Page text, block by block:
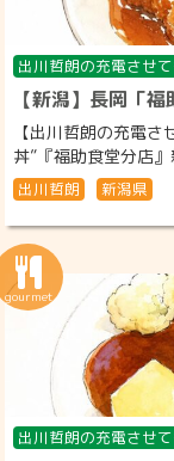
出川哲朗の充電させ
【新潟】長岡「福
【出川哲朗の充電
丼”『福助食堂分店
出川哲朗 新潟県
出川哲朗の充電させ